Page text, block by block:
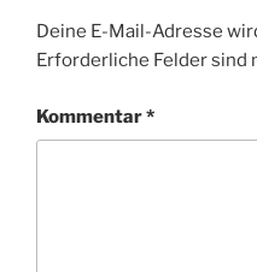
Deine E-Mail-Adresse
Erforderliche Felder sind
Kommentar*